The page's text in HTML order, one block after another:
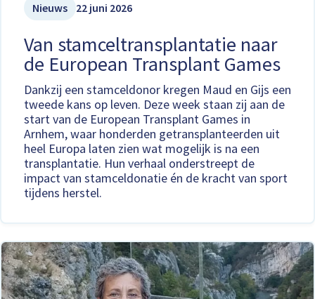
Nieuws 22 juni 2026
Van stamceltransplantatie naar
de European Transplant Games
Dankzij een stamceldonor kregen Maud en Gijs een
tweede kans op leven. Deze week staan zij aan de
start van de European Transplant Games in
Arnhem, waar honderden getransplanteerden uit
heel Europa laten zien wat mogelijk is na een
transplantatie. Hun verhaal onderstreept de
impact van stamceldonatie én de kracht van sport
tijdens herstel.